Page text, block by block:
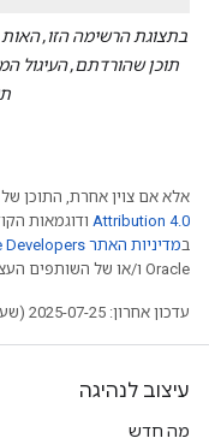
תוכן שהורדתם, העיגול
אלא אם צוין אחרת, התוכן של
Attribution 4.0 ודוגמאות
במדיניות האתר Google Developers‏
Oracle ו/או של השותפים העצמאיים שלה.
עדכון אחרון: 2025-07-25 (שעון UTC).
עיצוב לנהיגה
מה חדש